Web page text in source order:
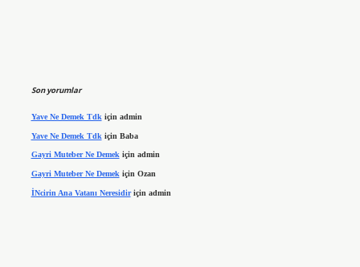
Son yorumlar
Yave Ne Demek Tdk için admin
Yave Ne Demek Tdk için Baba
Gayri Muteber Ne Demekiçin admin
Gayri Muteber Ne Demek için Ozan
İNcirin Ana Vatanı Neresidiriçin admin